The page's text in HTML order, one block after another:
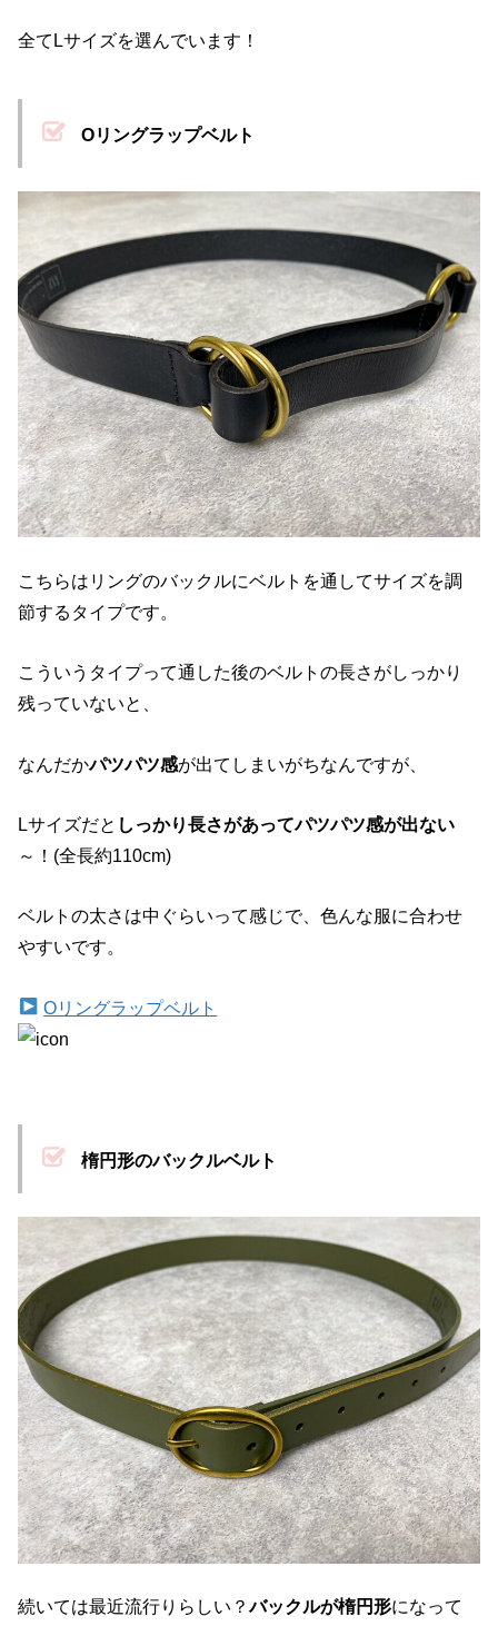
全てLサイズを選んでいます！
Oリングラップベルト
こちらはリングのバックルにベルトを通してサイズを調
節するタイプです。
こういうタイプって通した後のベルトの長さがしっかり
残っていないと、
なんだかパツパツ感が出てしまいがちなんですが、
Lサイズだと しっかり長さがあってパツパツ感が出ない
～！(全長約110cm)
ベルトの太さは中ぐらいって感じで、色んな服に合わせ
やすいです。
Oリングラップベルト
楕円形のバックルベルト
続いては最近流行りらしい？バックルが楕円形になって